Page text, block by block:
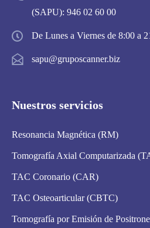
(SAPU): 946 02 60 00
De Lunes a Viernes de 8:00 a
sapu@gruposcanner.biz
Nuestros servicios
Resonancia Magnética (RM)
Tomografía Axial Computarizada
TAC Coronario (CAR)
TAC Osteoarticular (CBTC)
Tomografía por Emisión de